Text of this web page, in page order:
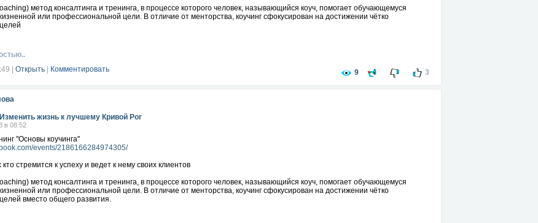
метод консалтинга и тренинга, в процессе которого человек, называющийся коуч, помогает обучающемуся
или профессиональной цели. В отличие от менторства, коучинг сфокусирован на достижении чётко
Открыть Комментировать 9 3
жизнь к лучшему Кривой Рог
в 08:52
"Основы коучинга"
events/2186166284974305/
кто стремится к успеху и ведет к нему своих клиентов
метод консалтинга и тренинга, в процессе которого человек, называющийся коуч, помогает обучающемуся
или профессиональной цели. В отличие от менторства, коучинг сфокусирован на достижении чётко
вместо общего развития.